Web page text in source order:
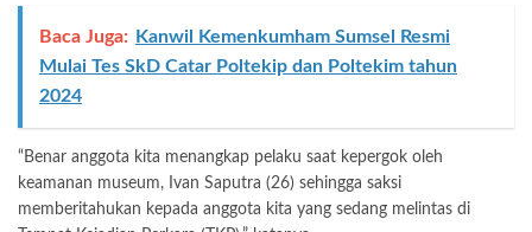
Baca Juga: Kanwil Kemenkumham Sumsel Resmi
Mulai Tes SkD Catar Poltekip dan Poltekim tahun
2024
“Benar anggota kita menangkap pelaku saat kepergok oleh
keamanan museum, Ivan Saputra (26) sehingga saksi
memberitahukan kepada anggota kita yang sedang melintas di